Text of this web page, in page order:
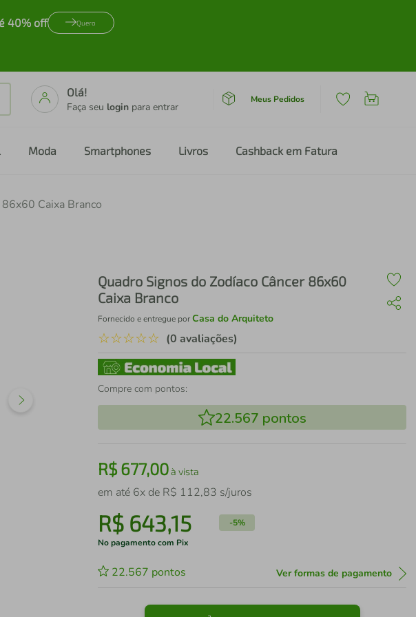
40% off Quero
Olá!
Faça seu login para entrar
Meus Pedidos
Moda Smartphones Livros Cashback em Fatura
Caixa Branco
Quadro Signos do Zodíaco Câncer 86x60
Caixa Branco
Fornecido e entregue porCasa do Arquiteto
☆☆☆☆☆ (0 avaliações)
Compre com pontos:
22.567 pontos
R$677,00à vista
em até 6x de R$ 112,83 s/juros
R$ 643,15 -5%
No pagamento com Pix
22.567 pontos Ver formas de pagamento